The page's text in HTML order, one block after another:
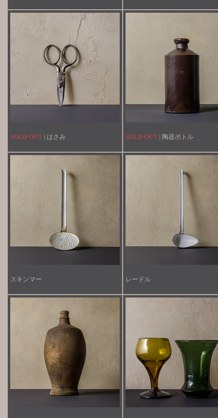
SOLD OUT | はさみ SOLD OUT | 陶器ボトル
スキンマー レードル